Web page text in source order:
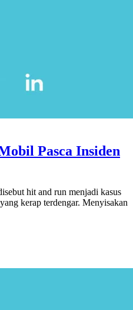
Pasca Insiden
hit and run menjadi kasus
kerap terdengar. Menyisakan